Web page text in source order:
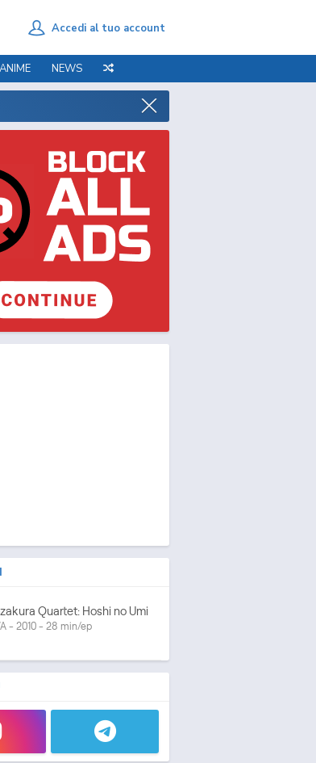
Accedi al tuo account
NEWS
Quartet: Hoshi no Umi
- 2010 - 28 min/ep